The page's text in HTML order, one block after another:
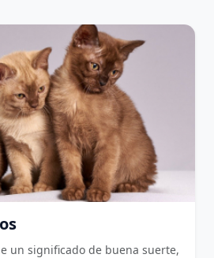
un significado de buena suerte,